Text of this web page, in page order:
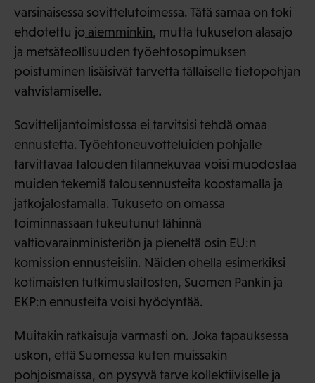
varsinaisessa sovittelutoimessa. Tätä samaa on toki
ehdotettu jo aiemminkin, mutta tukuseton alasajo
ja metsäteollisuuden työehtosopimuksen
poistuminen lisäisivät tarvetta tällaiselle tietopohjan
vahvistamiselle.
Sovittelijantoimistossa ei tarvitsisi tehdä omaa
ennustetta. Työehtoneuvotteluiden pohjalle
tarvittavaa talouden tilannekuvaa voisi muodostaa
muiden tekemiä talousennusteita koostamalla ja
jatkojalostamalla. Tukuseto on omassa
toiminnassaan tukeutunut lähinnä
valtiovarainministeriön ja pieneltä osin EU:n
komission ennusteisiin. Näiden ohella esimerkiksi
kotimaisten tutkimuslaitosten, Suomen Pankin ja
EKP:n ennusteita voisi hyödyntää.
Muitakin ratkaisuja varmasti on. Joka tapauksessa
uskon, että Suomessa kuten muissakin
pohjoismaissa, on pysyvä tarve kollektiiviselle ja